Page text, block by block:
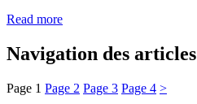
Read more
Navigation des articles
Page 1 Page 2 Page 3 Page 4 >